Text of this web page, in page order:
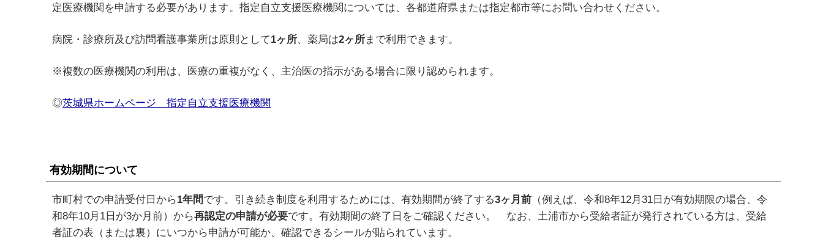
定医療機関を申請する必要があります。指定自立支援医療機関については、各都道府県または指定都市等にお問い合わせください。
病院・診療所及び訪問看護事業所は原則として1ヶ所、薬局は2ヶ所まで利用できます。
※複数の医療機関の利用は、医療の重複がなく、主治医の指示がある場合に限り認められます。
◎茨城県ホームページ 指定自立支援医療機関
有効期間について
市町村での申請受付日から1年間です。引き続き制度を利用するためには、有効期間が終了する3ヶ月前 （例えば、令和8年12月31日が有効期限の場合、令
和8年10月1日が3か月前）から再認定の申請が必要です。有効期間の終了日をご確認ください。 なお、土浦市から受給者証が発行されている方は、受給
者証の表（または裏）にいつから申請が可能か、確認できるシールが貼られています。